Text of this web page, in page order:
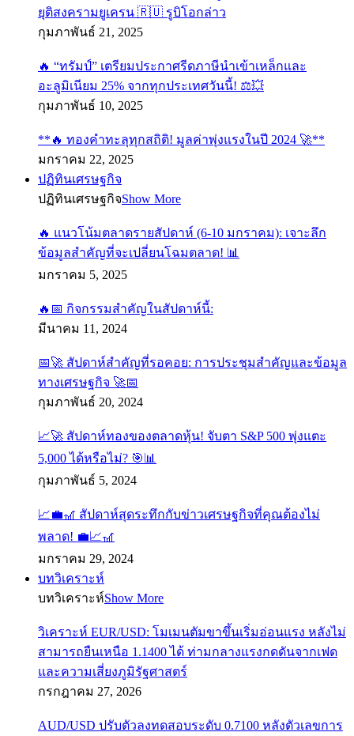
ยุติสงครามยูเครน 🇷🇺 รูบิโอกล่าว
กุมภาพันธ์ 21, 2025
🔥 “ทรัมป์” เตรียมประกาศรีดภาษีนำเข้าเหล็กและ
อะลูมิเนียม 25% จากทุกประเทศวันนี้! ⚖️💥
กุมภาพันธ์ 10, 2025
**🔥 ทองคำทะลุทุกสถิติ! มูลค่าพุ่งแรงในปี 2024 🚀**
มกราคม 22, 2025
ปฏิทินเศรษฐกิจ
ปฏิทินเศรษฐกิจShow More
🔥 แนวโน้มตลาดรายสัปดาห์ (6-10 มกราคม): เจาะลึก
ข้อมูลสำคัญที่จะเปลี่ยนโฉมตลาด! 📊
มกราคม 5, 2025
🔥📅 กิจกรรมสำคัญในสัปดาห์นี้:
มีนาคม 11, 2024
📅🚀 สัปดาห์สำคัญที่รอคอย: การประชุมสำคัญและข้อมูล
ทางเศรษฐกิจ 🚀📅
กุมภาพันธ์ 20, 2024
📈🚀 สัปดาห์ทองของตลาดหุ้น! จับตา S&P 500 พุ่งแตะ
5,000 ได้หรือไม่? 🎯📊
กุมภาพันธ์ 5, 2024
📈💼🎢 สัปดาห์สุดระทึกกับข่าวเศรษฐกิจที่คุณต้องไม่
พลาด! 💼📈🎢
มกราคม 29, 2024
บทวิเคราะห์
บทวิเคราะห์Show More
วิเคราะห์ EUR/USD: โมเมนตัมขาขึ้นเริ่มอ่อนแรง หลังไม่
สามารถยืนเหนือ 1.1400 ได้ ท่ามกลางแรงกดดันจากเฟด
และความเสี่ยงภูมิรัฐศาสตร์
กรกฎาคม 27, 2026
AUD/USD ปรับตัวลงทดสอบระดับ 0.7100 หลังตัวเลขการ